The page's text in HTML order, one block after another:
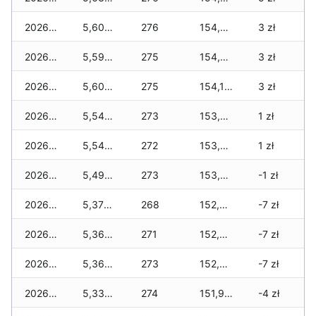
2026-06-15 5,600 zł 276 154,420 zł 3 zł
2026-06-14 5,590 zł 275 154,260 zł 3 zł
2026-06-13 5,600 zł 275 154,180 zł 3 zł
2026-06-12 5,540 zł 273 153,900 zł 1 zł
2026-06-11 5,540 zł 272 153,620 zł 1 zł
2026-06-10 5,490 zł 273 153,380 zł -1 zł
2026-06-09 5,370 zł 268 152,980 zł -7 zł
2026-06-07 5,360 zł 271 152,390 zł -7 zł
2026-06-06 5,360 zł 273 152,220 zł -7 zł
2026-06-05 5,330 zł 274 151,940 zł -4 zł